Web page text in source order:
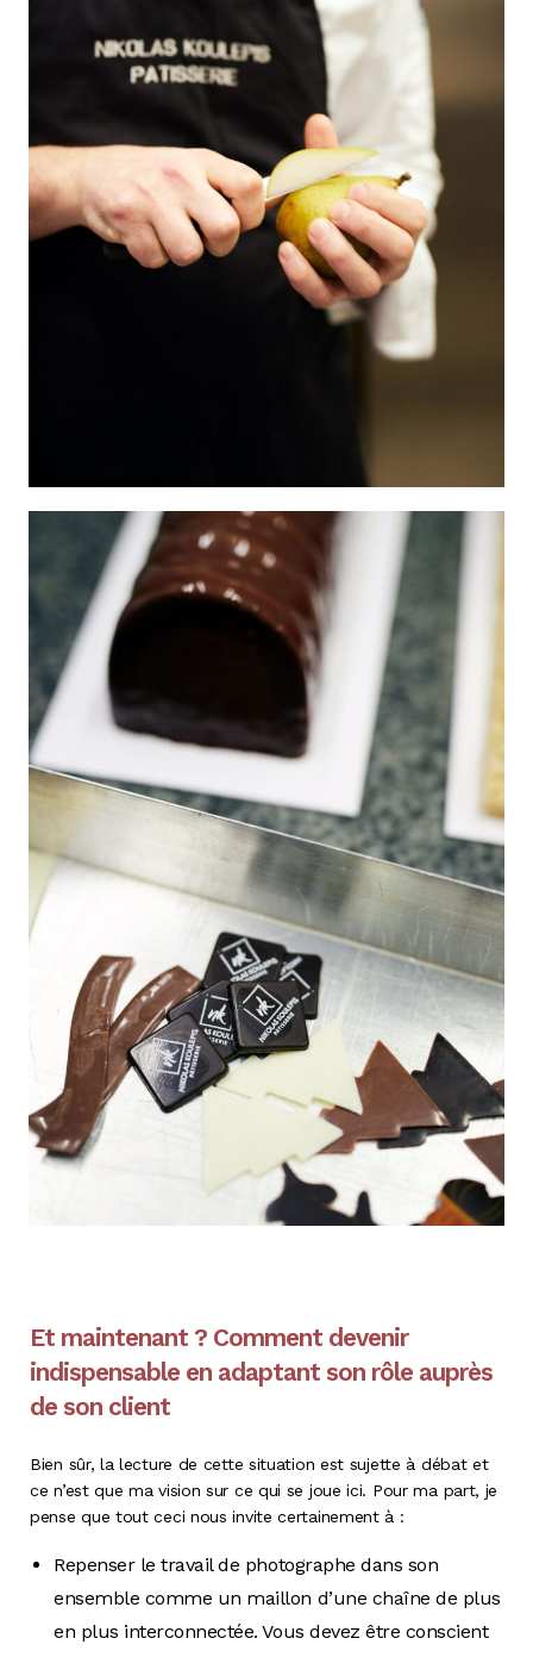
Et maintenant ? Comment devenir
indispensable en adaptant son rôle auprès
de son client
Bien sûr, la lecture de cette situation est sujette à débat et
ce n’est que ma vision sur ce qui se joue ici. Pour ma part, je
pense que tout ceci nous invite certainement à :
Repenser le travail de photographe dans son
ensemble comme un maillon d’une chaîne de plus
en plus interconnectée. Vous devez être conscient